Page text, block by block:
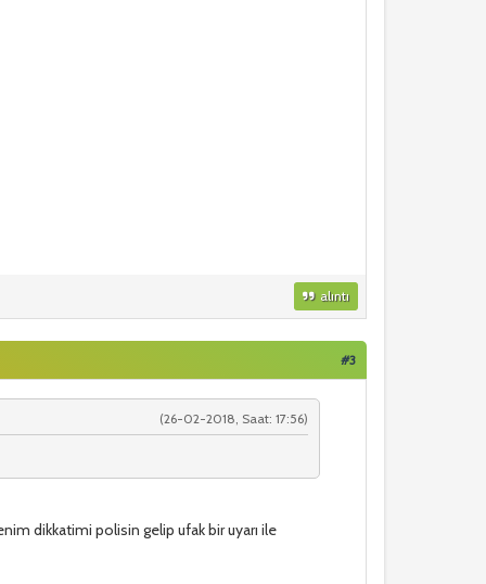
alıntı
#3
(26-02-2018, Saat: 17:56)
dikkatimi polisin gelip ufak bir uyarı ile